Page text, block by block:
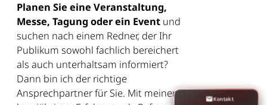
Planen Sie eine Veranstaltung,
Messe, Tagung oder ein Event und
suchen nach einem Redner, der Ihr
Publikum sowohl fachlich bereichert
als auch unterhaltsam informiert?
Dann bin ich der richtige
Ansprechpartner für Sie. Mit meiner
Kontakt